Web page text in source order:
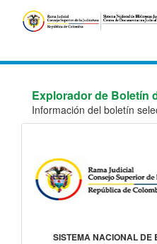
Explorador de Boletín
Información del boletín
SISTEMA NACIONAL DE